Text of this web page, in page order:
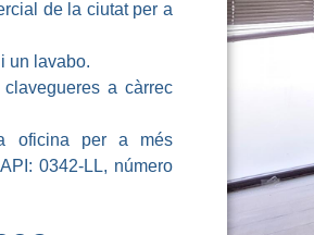
de la ciutat per a
un lavabo.
clavegueres a càrrec
oficina per a més
0342-LL, número